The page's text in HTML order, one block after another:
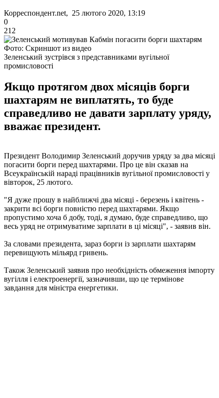
Корреспондент.net, 25 лютого 2020, 13:19
0
212
Фото: Скриншот из видео
Зеленський зустрівся з представниками вугільної
промисловості
Якщо протягом двох місяців борги
шахтарям не виплатять, то буде
справедливо не давати зарплату уряду,
вважає президент.
Президент Володимир Зеленський доручив уряду за два місяці
погасити борги перед шахтарями. Про це він сказав на
Всеукраїнській нараді працівників вугільної промисловості у
вівторок, 25 лютого.
"Я дуже прошу в найближчі два місяці - березень і квітень -
закрити всі борги повністю перед шахтарями. Якщо
пропустимо хоча б добу, тоді, я думаю, буде справедливо, що
весь уряд не отримуватиме зарплати в ці місяці", - заявив він.
За словами президента, зараз борги із зарплати шахтарям
перевищують мільярд гривень.
Також Зеленський заявив про необхідність обмеження імпорту
вугілля і електроенергії, зазначивши, що це термінове
завдання для міністра енергетики.